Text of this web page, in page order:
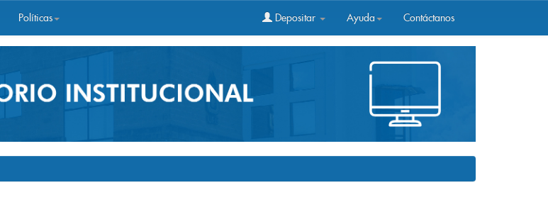
Políticas Depositar Ayuda Contáctanos